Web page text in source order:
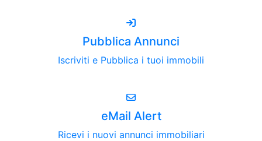
Pubblica Annunci
Iscriviti e Pubblica i tuoi immobili
eMail Alert
Ricevi i nuovi annunci immobiliari